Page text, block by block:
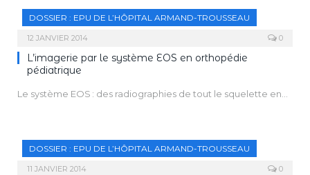
DOSSIER : EPU DE L’HÔPITAL ARMAND-TROUSSEAU
12 JANVIER 2014 0
L’imagerie par le système EOS en orthopédie
pédiatrique
Le système EOS : des radiographies de tout le squelette en…
DOSSIER : EPU DE L’HÔPITAL ARMAND-TROUSSEAU
11 JANVIER 2014 0